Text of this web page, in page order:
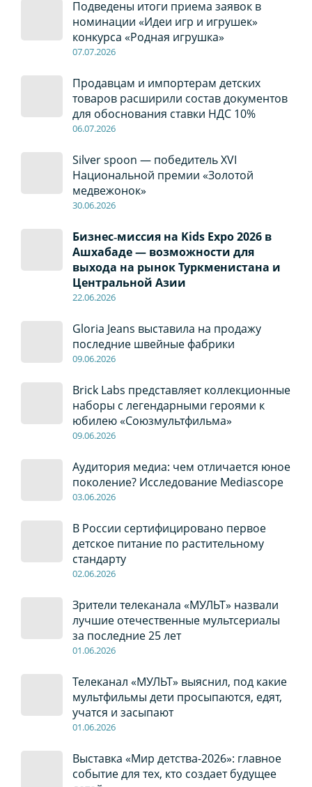
Подведены итоги приема заявок в
номинации «Идеи игр и игрушек»
конкурса «Родная игрушка»
07.07.2026
Продавцам и импортерам детских
товаров расширили состав документов
для обоснования ставки НДС 10%
06.07.2026
Silver spoon — победитель XVI
Национальной премии «Золотой
медвежонок»
30.06.2026
Бизнес‑миссия на Kids Expo 2026 в
Ашхабаде — возможности для
выхода на рынок Туркменистана и
Центральной Азии
22.06.2026
Gloria Jeans выставила на продажу
последние швейные фабрики
09.06.2026
Brick Labs представляет коллекционные
наборы с легендарными героями к
юбилею «Союзмультфильма»
09.06.2026
Аудитория медиа: чем отличается юное
поколение? Исследование Mediascope
03.06.2026
В России сертифицировано первое
детское питание по растительному
стандарту
02.06.2026
Зрители телеканала «МУЛЬТ» назвали
лучшие отечественные мультсериалы
за последние 25 лет
01.06.2026
Телеканал «МУЛЬТ» выяснил, под какие
мультфильмы дети просыпаются, едят,
учатся и засыпают
01.06.2026
Выставка «Мир детства-2026»: главное
событие для тех, кто создает будущее